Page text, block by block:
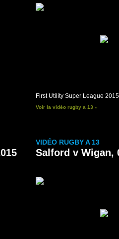
First Utility Super League
Voir la vidéo rugby a 13 »
VIDÉO RUGBY A 13
Salford v Wigan,